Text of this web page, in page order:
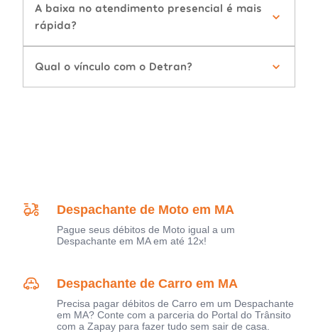
A baixa no atendimento presencial é mais
rápida?
Qual o vínculo com o Detran?
Despachante de Moto em MA
Pague seus débitos de Moto igual a um
Despachante em MA em até 12x!
Despachante de Carro em MA
Precisa pagar débitos de Carro em um Despachante
em MA? Conte com a parceria do Portal do Trânsito
com a Zapay para fazer tudo sem sair de casa.